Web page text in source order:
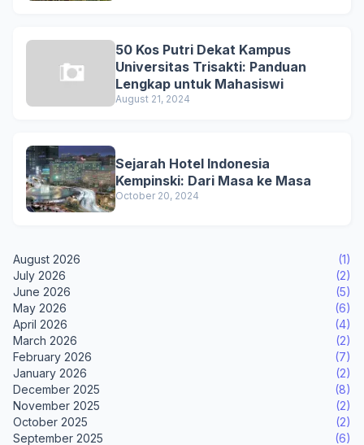
50 Kos Putri Dekat Kampus
Universitas Trisakti: Panduan
Lengkap untuk Mahasiswi
August 21, 2024
Sejarah Hotel Indonesia
Kempinski: Dari Masa ke Masa
October 20, 2024
August 2026
(1)
July 2026
(2)
June 2026
(5)
May 2026
(6)
April 2026
(4)
March 2026
(2)
February 2026
(7)
January 2026
(2)
December 2025
(8)
November 2025
(2)
October 2025
(2)
September 2025
(6)